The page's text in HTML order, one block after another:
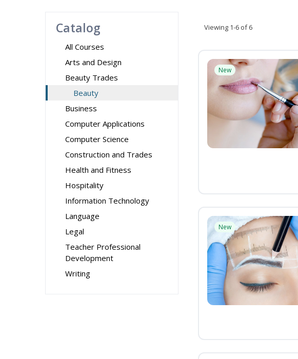
Catalog
All Courses
Arts and Design
Beauty Trades
Beauty
Business
Computer Applications
Computer Science
Construction and Trades
Health and Fitness
Hospitality
Information Technology
Language
Legal
Teacher Professional
Development
Writing
Viewing 1-6 of 6
New
New